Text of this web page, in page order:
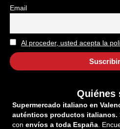
Email
Al proceder, usted acepta la
Quiénes
Supermercado italiano en
auténticos productos italianos.
con envíos a toda España .